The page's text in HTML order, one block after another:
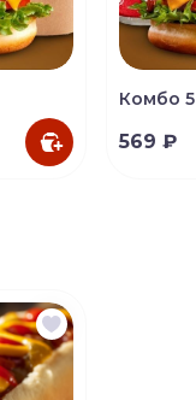
Комбо 5
569 ₽